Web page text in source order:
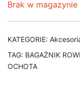
Brak w magazynie
KATEGORIE:
TAG: BAGAŻNIK
OCHOTA